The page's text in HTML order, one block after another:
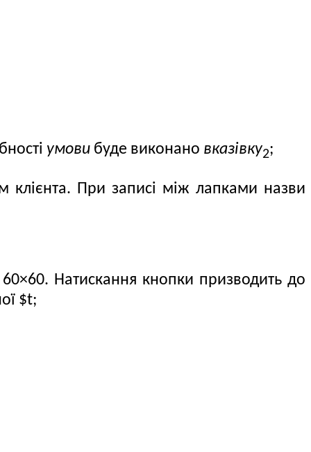
умови буде виконано вказівку2;
При записі між лапками назви
Натискання кнопки призводить до
$t;